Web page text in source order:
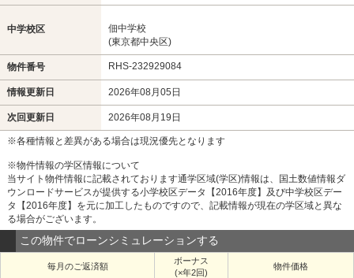
中学校区
佃中学校
(東京都中央区)
物件番号 RHS-232929084
情報更新日 2026年08月05日
次回更新日 2026年08月19日
※各種情報と差異がある場合は現況優先となります
※物件情報の学区情報について
当サイト物件情報に記載されております通学区域(学区)情報は、国土数値情報ダ
ウンロードサービスが提供する小学校区データ【2016年度】及び中学校区デー
タ【2016年度】を元に加工したものですので、記載情報が現在の学区域と異な
る場合がございます。
この物件でローンシミュレーションする
毎月のご返済額
ボーナス
(×年2回)
物件価格